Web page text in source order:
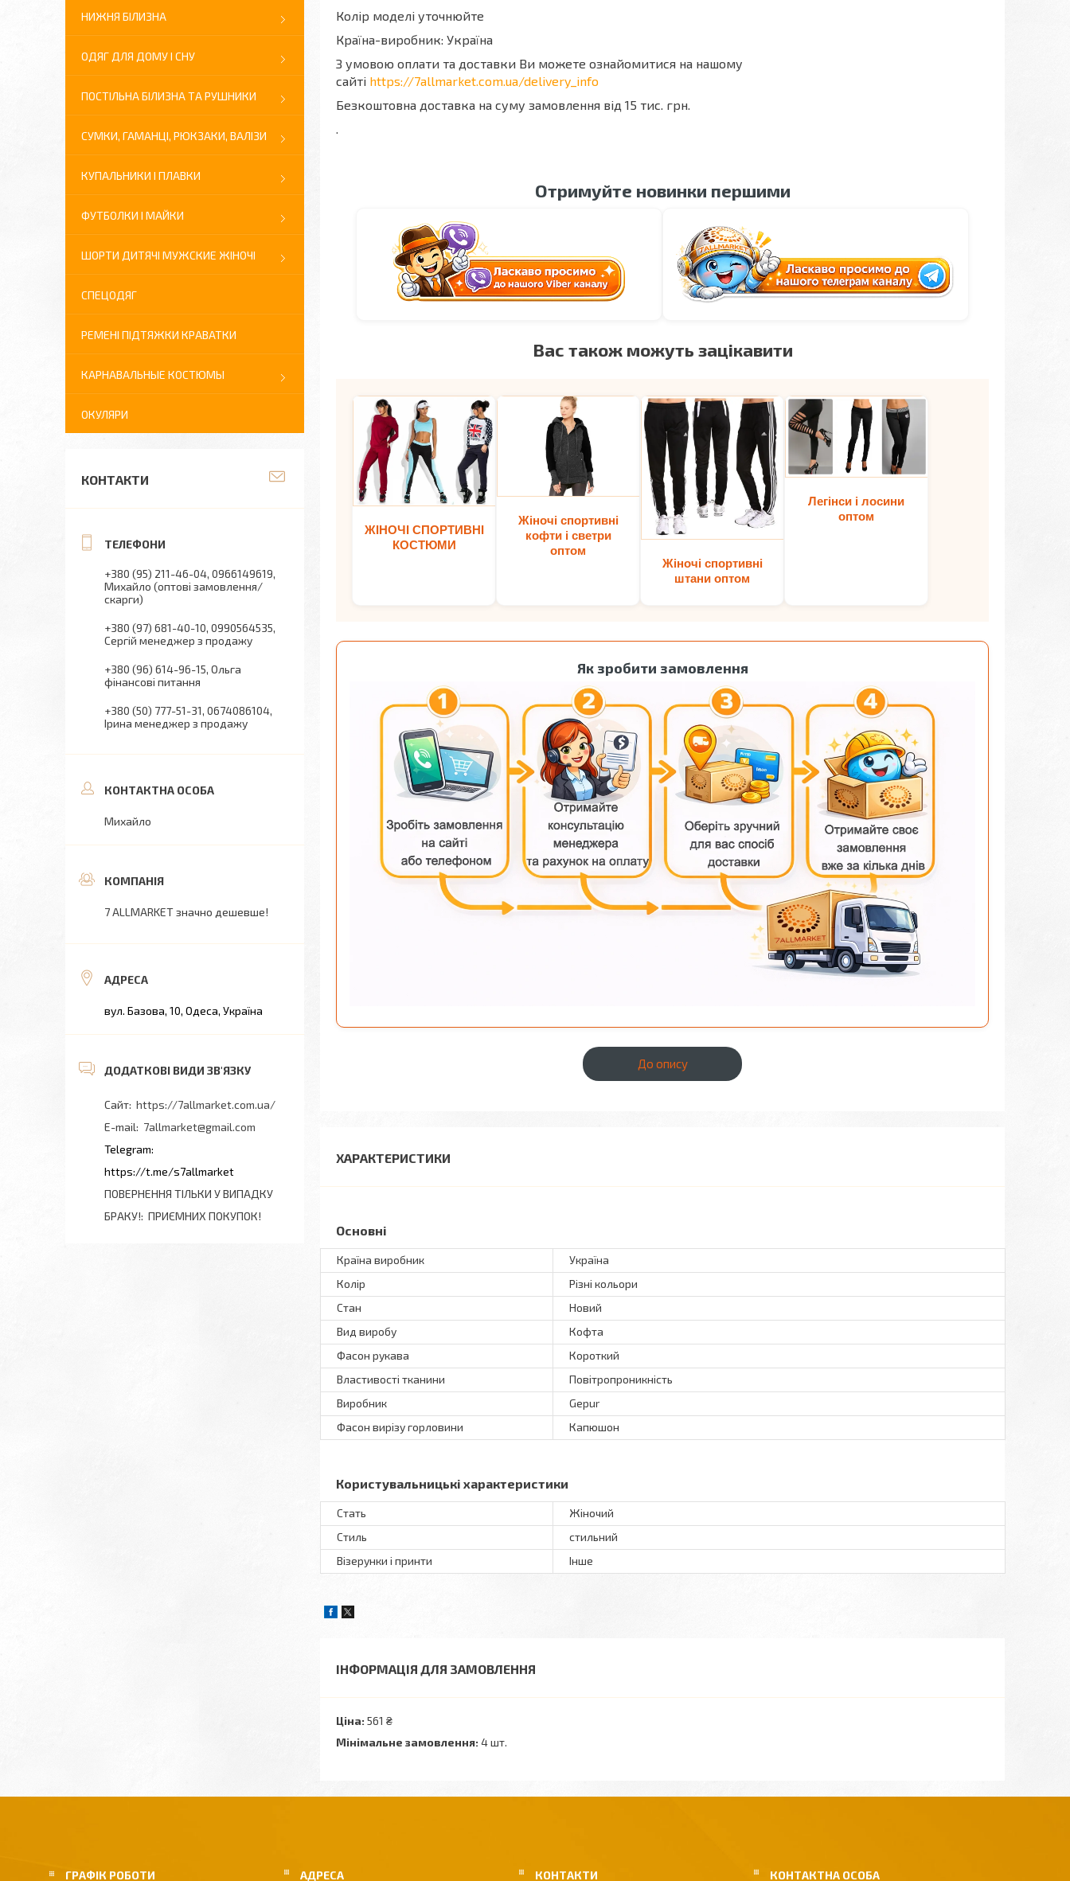
Колір моделі уточнюйте
Країна-виробник: Україна
З умовою оплати та доставки Ви можете ознайомитися на нашому
сайті https://7allmarket.com.ua/delivery_info
Безкоштовна доставка на суму замовлення від 15 тис. грн.
.
Отримуйте новинки першими
Вас також можуть зацікавити
ЖІНОЧІ СПОРТИВНІ
КОСТЮМИ
Жіночі спортивні
кофти і светри
оптом
Жіночі спортивні
штани оптом
Легінси і лосини
оптом
Як зробити замовлення
До опису
ХАРАКТЕРИСТИКИ
Основні
Країна виробник
Україна
Колір
Різні кольори
Стан
Новий
Вид виробу
Кофта
Фасон рукава
Короткий
Властивості тканини
Повітропроникність
Виробник
Gepur
Фасон вирізу горловини
Капюшон
Користувальницькі характеристики
Стать
Жіночий
Стиль
стильний
Візерунки і принти
Інше
ІНФОРМАЦІЯ ДЛЯ ЗАМОВЛЕННЯ
Ціна: 561 ₴
Мінімальне замовлення: 4 шт.
НИЖНЯ БІЛИЗНА
ОДЯГ ДЛЯ ДОМУ І СНУ
ПОСТІЛЬНА БІЛИЗНА ТА РУШНИКИ
СУМКИ, ГАМАНЦІ, РЮКЗАКИ, ВАЛІЗИ
КУПАЛЬНИКИ І ПЛАВКИ
ФУТБОЛКИ І МАЙКИ
ШОРТИ ДИТЯЧІ МУЖСКИЕ ЖІНОЧІ
СПЕЦОДЯГ
РЕМЕНІ ПІДТЯЖКИ КРАВАТКИ
КАРНАВАЛЬНЫЕ КОСТЮМЫ
ОКУЛЯРИ
КОНТАКТИ
+380 (95) 211-46-04 0966149619
Михайло (оптові замовлення/
скарги)
+380 (97) 681-40-10 0990564535
Сергій менеджер з продажу
+380 (96) 614-96-15 Ольга
фінансові питання
+380 (50) 777-51-31 0674086104
Ірина менеджер з продажу
Михайло
7 ALLMARKET значно дешевше!
вул. Базова, 10, Одеса, Україна
https://7allmarket.com.ua/
7allmarket@gmail.com
https://t.me/s7allmarket
ПОВЕРНЕННЯ ТІЛЬКИ У ВИПАДКУ
БРАКУ! ПРИЄМНИХ ПОКУПОК!
ГРАФІК РОБОТИ